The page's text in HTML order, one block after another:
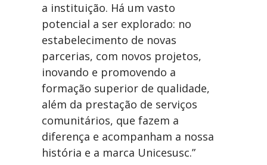
a instituição. Há um vasto
potencial a ser explorado: no
estabelecimento de novas
parcerias, com novos projetos,
inovando e promovendo a
formação superior de qualidade,
além da prestação de serviços
comunitários, que fazem a
diferença e acompanham a nossa
história e a marca Unicesusc.”